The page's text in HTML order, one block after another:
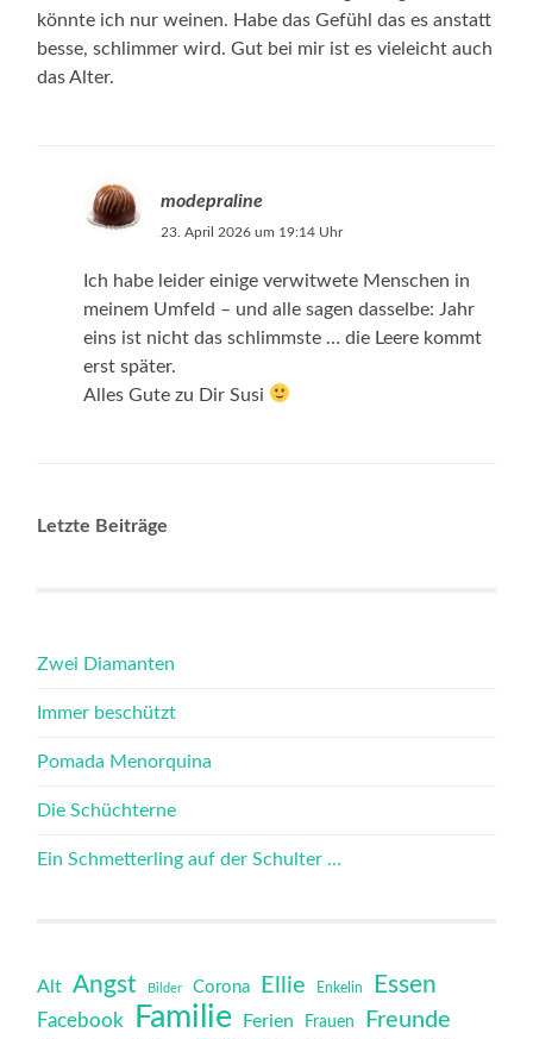
könnte ich nur weinen. Habe das Gefühl das es anstatt
besse, schlimmer wird. Gut bei mir ist es vieleicht auch
das Alter.
modepraline
23. April 2026 um 19:14 Uhr
Ich habe leider einige verwitwete Menschen in
meinem Umfeld – und alle sagen dasselbe: Jahr
eins ist nicht das schlimmste … die Leere kommt
erst später.
Alles Gute zu Dir Susi
Letzte Beiträge
Zwei Diamanten
Immer beschützt
Pomada Menorquina
Die Schüchterne
Ein Schmetterling auf der Schulter …
Alt Angst Bilder Corona Ellie Enkelin Essen
Facebook Familie Ferien Frauen Freunde